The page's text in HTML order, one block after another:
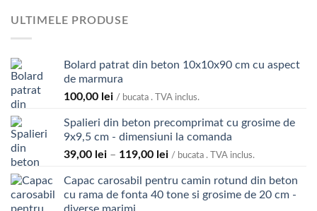
ULTIMELE PRODUSE
Bolard patrat din beton 10x10x90 cm cu aspect
de marmura
100,00 lei / bucata . TVA inclus.
Spalieri din beton precomprimat cu grosime de
9x9,5 cm - dimensiuni la comanda
39,00 lei – 119,00 leiInterval
prețuri:
39,00 lei
/ bucata . TVA inclus.
Capac carosabil pentru camin rotund din beton
cu rama de fonta 40 tone si grosime de 20 cm -
diverse marimi